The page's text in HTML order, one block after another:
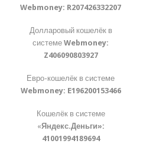
Webmoney: R207426332207
Долларовый кошелёк в
системеWebmoney:
Z406090803927
Евро-кошелёк в системе
Webmoney: E196200153466
Кошелёк в системе
«Яндекс.Деньги»:
41001994189694